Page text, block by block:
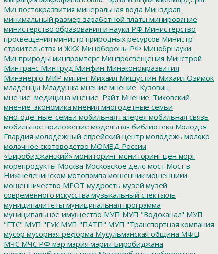
Минвостокразвития минеральная вода Минздрав
минимальный размер заработной платы минирование
министерство образования и науки РФ Министерство
просвещения министр природных ресурсов Министр
строительства и ЖКХ Минобороны РФ Минобрнауки
Минприроды минпромторг Минпросвещения Минстрой
Минтранс Минтруд Минфин Минэкономразвития
Минэнерго МИР митинг Михаил Мишустин Михаил Озимок
младенцы Младушка мнение мнение_Кузовин
мнение_медицина мнение_Райт Мнение_Тиховский
мнение_экономика мнения многодетные семьи
многодетные_семьи мобильная галерея мобильная связь
мобильное приложение модельная библиотека Молодая
Гвардия молодежный еврейский центр молодежь молоко
молочное скотоводство МОМВД России
«Биробиджанский» мониторинг мониторинг цен морг
морепродукты Москва Московское дело мост Мост в
Нижнеленинском мотопомпа мошенник мошенники
мошенничество МРОТ мудрость музей музей
современного искусства музыкальный спектакль
муниципалитеты муниципальная программа
муниципальное имущество МУП МУП "Водоканал" МУП
"ГТС" МУП "ГУКМУП "ПАТП" МУП "Транспортная компания
мусор мусорная реформа Мусульманская община МФЦ
МЧС МЧС РФ мэр мэрия мэрия Биробиджана